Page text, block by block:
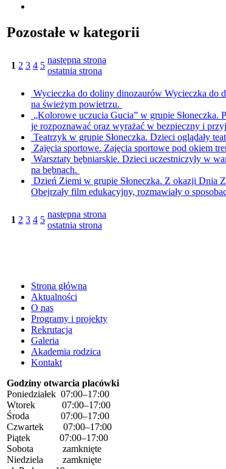
Pozostałe w kategorii
1 2 3 4 5
następna strona
ostatnia strona
Wycieczka do doliny dinozaurów Wycieczka do
na świeżym powietrzu.
„Kolorowe uczucia Gucia” w grupie Słoneczka.
je rozpoznawać oraz wyrażać w bezpieczny i
Teatrzyk w grupie Słoneczka. Dzieci oglądały
Zajęcia sportowe. Zajęcia sportowe pod okiem
Warsztaty bębniarskie. Dzieci uczestniczyły w
na bębnach.
Dzień Ziemi w grupie Słoneczka. Z okazji Dnia
Obejrzały film edukacyjny, rozmawiały o
1 2 3 4 5
następna strona
ostatnia strona
Strona główna
Aktualności
O nas
Programy i projekty
Rekrutacja
Galeria
Akademia rodzica
Kontakt
Godziny otwarcia placówki
Poniedziałek 07:00–17:00
Wtorek 07:00–17:00
Środa 07:00–17:00
Czwartek 07:00–17:00
Piątek 07:00–17:00
Sobota zamknięte
Niedziela zamknięte